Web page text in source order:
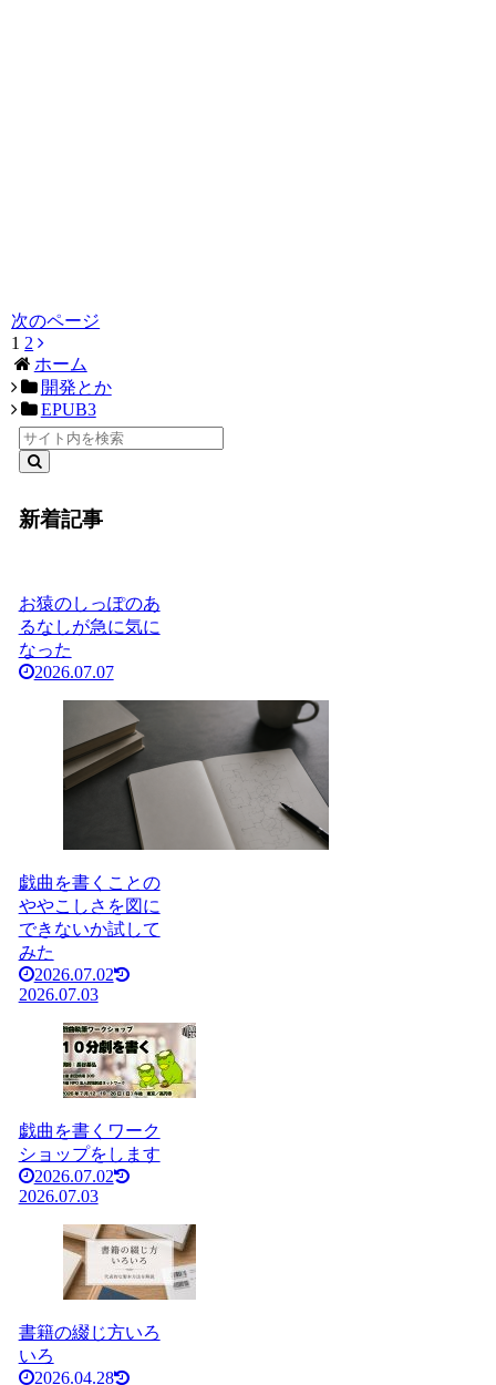
次のページ
1 2 次
へ
ホーム
開発とか
EPUB3
新着記事
お猿のしっぽのあ
るなしが急に気に
なった
2026.07.07
戯曲を書くことの
ややこしさを図に
できないか試して
みた
2026.07.02
2026.07.03
戯曲を書くワーク
ショップをします
2026.07.02
2026.07.03
書籍の綴じ方いろ
いろ
2026.04.28